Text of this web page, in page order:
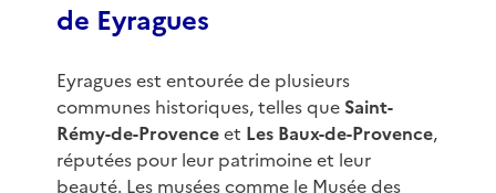
de Eyragues
Eyragues est entourée de plusieurs
communes historiques, telles que Saint-
Rémy-de-Provenceet Les Baux-de-Provence,
réputées pour leur patrimoine et leur
beauté. Les musées comme le Musée des